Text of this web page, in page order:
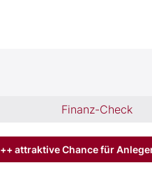
Finanz-Check
attraktive Chance für